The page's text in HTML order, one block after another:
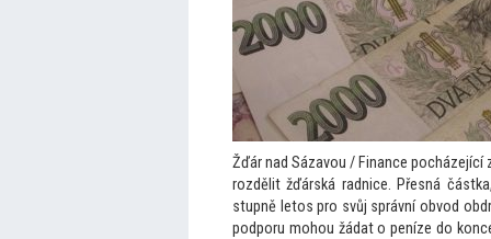
Žďár nad Sázavou / Finance pocházející
rozdělit žďárská radnice. Přesná
stupně letos pro svůj správní obvod
podporu mohou žádat o peníze do